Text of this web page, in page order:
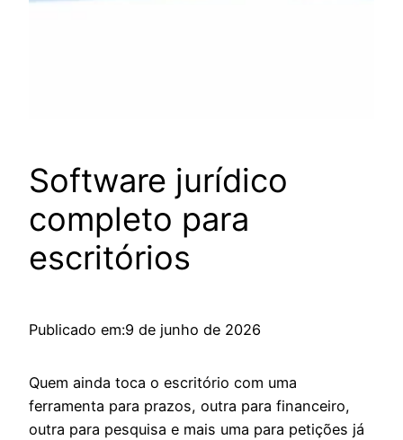
Software jurídico
completo para
escritórios
Publicado em:9 de junho de 2026
Quem ainda toca o escritório com uma
ferramenta para prazos, outra para financeiro,
outra para pesquisa e mais uma para petições já